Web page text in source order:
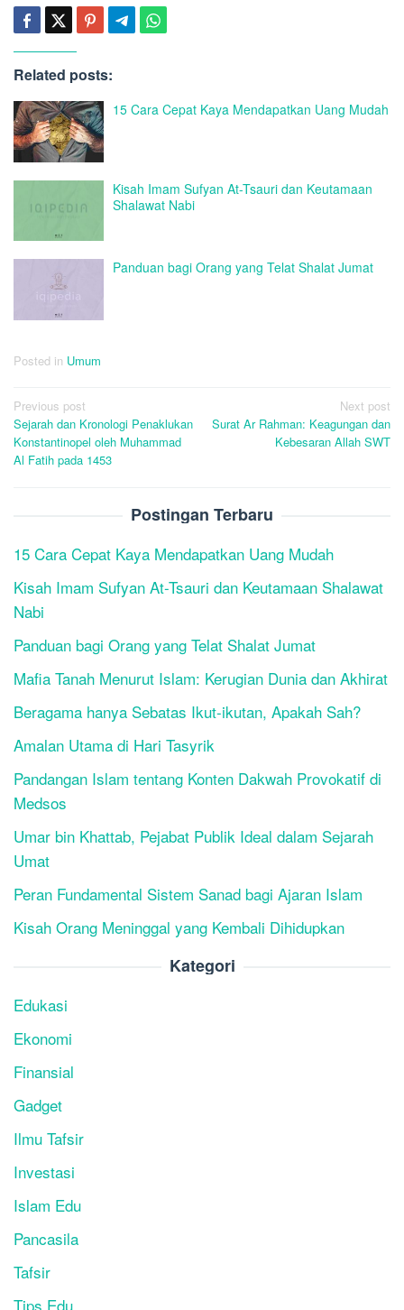
Related posts:
15 Cara Cepat Kaya Mendapatkan Uang Mudah
Kisah Imam Sufyan At-Tsauri dan Keutamaan
Shalawat Nabi
Panduan bagi Orang yang Telat Shalat Jumat
Posted in Umum
Post
navigation
Previous post
Sejarah dan Kronologi Penaklukan
Konstantinopel oleh Muhammad
Al Fatih pada 1453
Next post
Surat Ar Rahman: Keagungan dan
Kebesaran Allah SWT
Postingan Terbaru
15 Cara Cepat Kaya Mendapatkan Uang Mudah
Kisah Imam Sufyan At-Tsauri dan Keutamaan Shalawat
Nabi
Panduan bagi Orang yang Telat Shalat Jumat
Mafia Tanah Menurut Islam: Kerugian Dunia dan Akhirat
Beragama hanya Sebatas Ikut-ikutan, Apakah Sah?
Amalan Utama di Hari Tasyrik
Pandangan Islam tentang Konten Dakwah Provokatif di
Medsos
Umar bin Khattab, Pejabat Publik Ideal dalam Sejarah
Umat
Peran Fundamental Sistem Sanad bagi Ajaran Islam
Kisah Orang Meninggal yang Kembali Dihidupkan
Kategori
Edukasi
Ekonomi
Finansial
Gadget
Ilmu Tafsir
Investasi
Islam Edu
Pancasila
Tafsir
Tips Edu